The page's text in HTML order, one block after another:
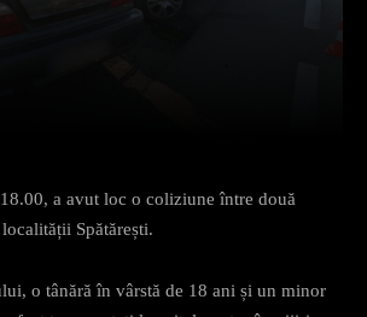
a avut loc o coliziune între două
Spătărești.
o tânără în vârstă de 18 ani și un minor